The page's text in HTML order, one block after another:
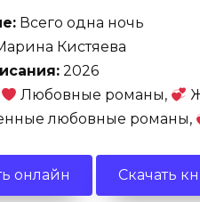
Всего одна ночь
Кистяева
2026
Любовные романы,
любовные романы,
онлайн Скачать